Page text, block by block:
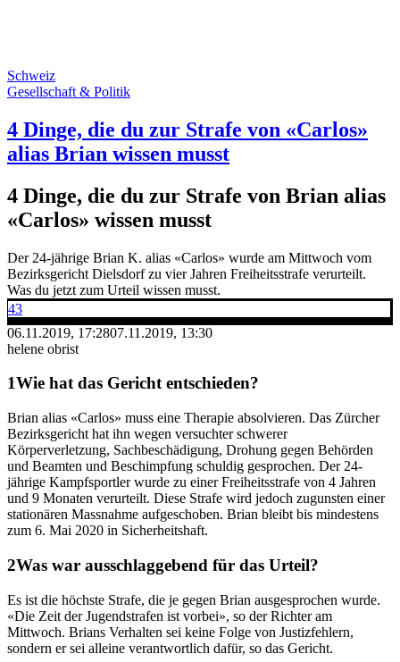
Schweiz
Gesellschaft & Politik
4 Dinge, die du zur Strafe von «Carlos»
alias Brian wissen musst
4 Dinge, die du zur Strafe von Brian alias
«Carlos» wissen musst
Der 24-jährige Brian K. alias «Carlos» wurde am Mittwoch vom
Bezirksgericht Dielsdorf zu vier Jahren Freiheitsstrafe verurteilt.
Was du jetzt zum Urteil wissen musst.
43
06.11.2019, 17:2807.11.2019, 13:30
helene obrist
Wie hat das Gericht entschieden?
Brian alias «Carlos» muss eine Therapie absolvieren. Das Zürcher
Bezirksgericht hat ihn wegen versuchter schwerer
Körperverletzung, Sachbeschädigung, Drohung gegen Behörden
und Beamten und Beschimpfung schuldig gesprochen. Der 24-
jährige Kampfsportler wurde zu einer Freiheitsstrafe von 4 Jahren
und 9 Monaten verurteilt. Diese Strafe wird jedoch zugunsten einer
stationären Massnahme aufgeschoben. Brian bleibt bis mindestens
zum 6. Mai 2020 in Sicherheitshaft.
Was war ausschlaggebend für das Urteil?
Es ist die höchste Strafe, die je gegen Brian ausgesprochen wurde.
«Die Zeit der Jugendstrafen ist vorbei», so der Richter am
Mittwoch. Brians Verhalten sei keine Folge von Justizfehlern,
sondern er sei alleine verantwortlich dafür, so das Gericht.